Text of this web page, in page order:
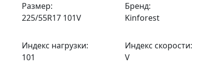
Размер:
225/55R17 101V
Бренд:
Kinforest
Индекс нагрузки:
101
Индекс скорости:
V